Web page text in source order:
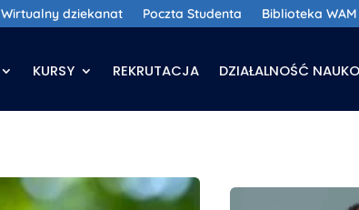
Wirtualny dziekanat Poczta Studenta Biblioteka WAM
KURSY REKRUTACJA DZIAŁALNOŚĆ